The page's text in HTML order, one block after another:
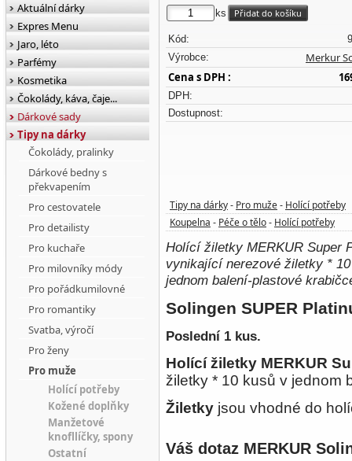
ks
Kód:
Výrobce:
Merkur
Cena s DPH :
DPH:
Dostupnost:
Tipy na dárky - Pro muže - Holící potřeby
Koupelna - Péče o tělo - Holící potřeby
Holící žiletky MERKUR Super
vynikající nerezové žiletky *
jednom balení-plastové
Solingen SUPER
Poslední 1 kus.
Holící žiletky MERKUR
žiletky * 10 kusů v jednom
Žiletky jsou vhodné do
Váš dotaz MERKUR
Aktuální dárky
Expres Menu
Jaro, léto
Parfémy
Kosmetika
Čokolády, káva, čaje...
Dárkové sady
Tipy na dárky
Čokolády, pralinky
Dárkové bedny s
překvapením
Pro cestovatele
Pro detailisty
Pro kuchaře
Pro milovníky módy
Pro pořádkumilovné
Pro romantiky
Svatba, výročí
Pro ženy
Pro muže
Holící potřeby
Kožené doplňky
Manžetové
knofllíčky, spony
Ostatní